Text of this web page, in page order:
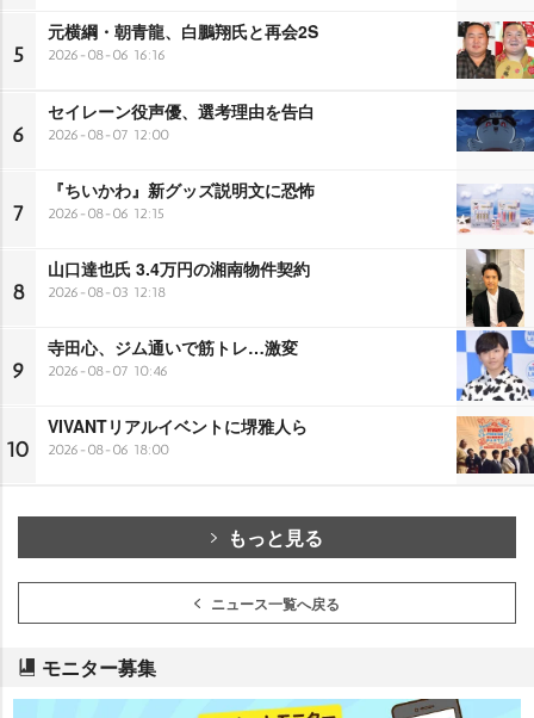
5
元横綱・朝青龍、白鵬翔氏と再会2S
2026-08-06 16:16
6
セイレーン役声優、選考理由を告白
2026-08-07 12:00
7
『ちいかわ』新グッズ説明文に恐怖
2026-08-06 12:15
8
山口達也氏 3.4万円の湘南物件契約
2026-08-03 12:18
9
寺田心、ジム通いで筋トレ…激変
2026-08-07 10:46
10
VIVANTリアルイベントに堺雅人ら
2026-08-06 18:00
もっと見る
ニュース一覧へ戻る
モニター募集